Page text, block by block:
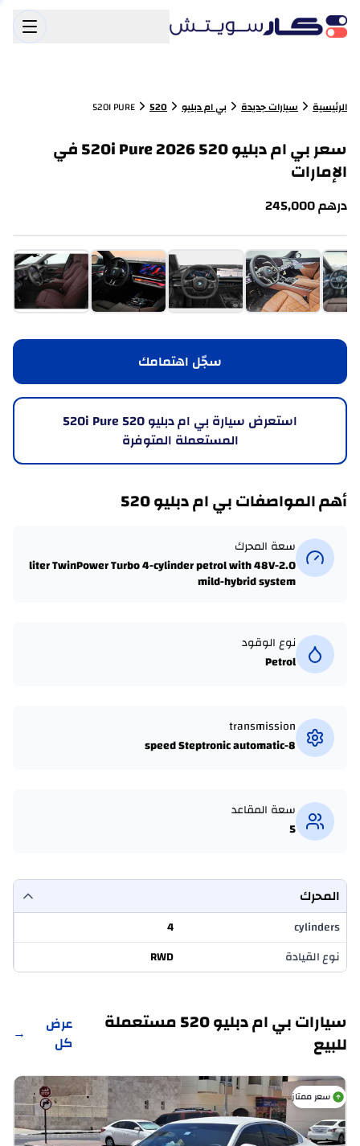
الرئيسية سيارات جديدة بي ام دبليو 520
520I PURE
سعر بي ام دبليو 520 520i Pure 2026 في
الإمارات
درهم245,000
سجّل اهتمامك
استعرض سيارة بي ام دبليو 520 520i Pure
المستعملة المتوفرة
أهم المواصفات بي ام دبليو 520
سعة المحرك
2.0-liter TwinPower Turbo 4-cylinder petrol with 48V
mild-hybrid system
نوع الوقود
Petrol
transmission
8-speed Steptronic automatic
سعة المقاعد
5
المحرك
cylinders
4
نوع القيادة
RWD
سيارات بي ام دبليو 520 مستعملة
للبيع
عرض
كل
→
سعر ممتاز